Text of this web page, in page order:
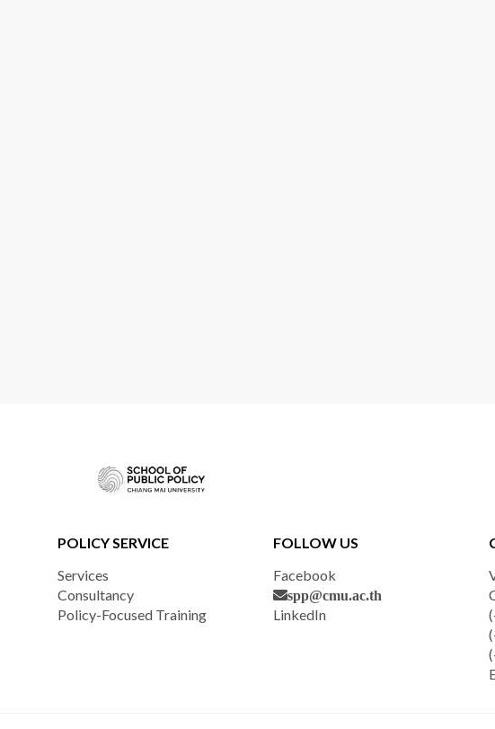
POLICY SERVICE
Services
Consultancy
Policy-Focused Training
FOLLOW US
Facebook
spp@cmu.ac.th
LinkedIn